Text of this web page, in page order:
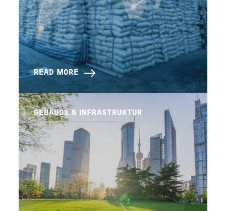
READ MORE
GEBÄUDE & INFRASTRUKTUR